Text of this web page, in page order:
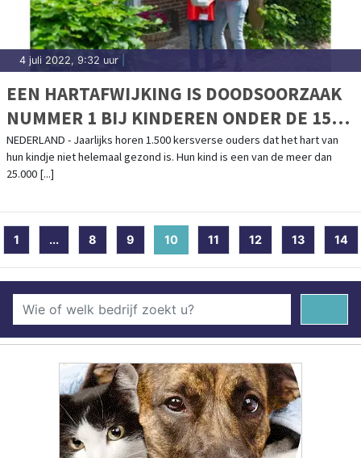
4 juli 2022, 9:32 uur
EEN HARTAFWIJKING IS DOODSOORZAAK
NUMMER 1 BIJ KINDEREN ONDER DE 15
JAAR. STRIJD MEE TIJDENS DE
LANDELIJKE COLLECTEWEEK VAN
NEDERLAND - Jaarlijks horen 1.500 kersverse ouders dat het hart van
hun kindje niet helemaal gezond is. Hun kind is een van de meer dan
25.000 [...]
1 ... 8 9 10 (current)
11 12 13 14